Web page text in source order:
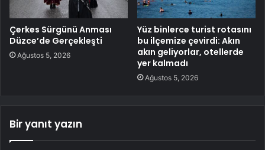
Çerkes Sürgünü Anması
Düzce’de Gerçekleşti
Ağustos 5, 2026
Yüz binlerce turist rotasını
bu ilçemize çevirdi: Akın
akın geliyorlar, otellerde
yer kalmadı
Ağustos 5, 2026
Bir yanıt yazın